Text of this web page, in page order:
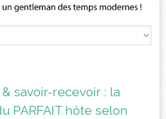
to
savoir-recevoir : la
PARFAIT hôte selon